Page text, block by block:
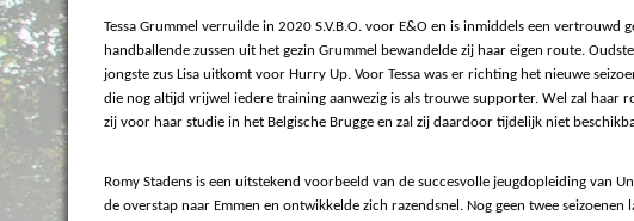
Tessa Grummel verruilde in 2020 S.V.B.O. voor E&O en is inmiddels een vertrouwd
handballende zussen uit het gezin Grummel bewandelde zij haar eigen route.
jongste zus Lisa uitkomt voor Hurry Up. Voor Tessa was er richting het nieuwe
die nog altijd vrijwel iedere training aanwezig is als trouwe supporter. Wel zal haar
zij voor haar studie in het Belgische Brugge en zal zij daardoor tijdelijk niet
Romy Stadens is een uitstekend voorbeeld van de succesvolle jeugdopleiding van
de overstap naar Emmen en ontwikkelde zich razendsnel. Nog geen twee seizoenen